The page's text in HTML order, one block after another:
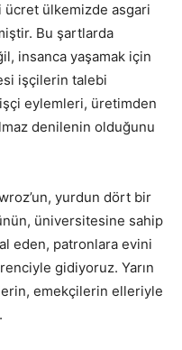
ülkemizde asgari
Bu şartlarda
insanca yaşamak için
işçilerin talebi
işçi eylemleri, üretimden
denilenin olduğunu
yurdun dört bir
üniversitesine sahip
eden, patronlara evini
gidiyoruz. Yarın
emekçilerin elleriyle